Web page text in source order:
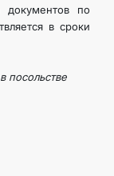
по
в сроки
посольстве